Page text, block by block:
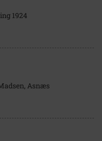
1924
Asnæs